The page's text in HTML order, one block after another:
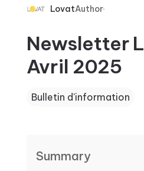
LovatAuthor
Newsletter
Avril 2025
Bulletin d'information
Summary